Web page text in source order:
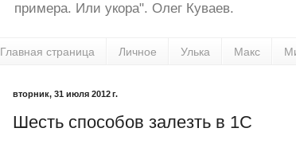
примера. Или укора". Олег Куваев.
Главная страница Личное Улька Макс
вторник, 31 июля 2012 г.
Шесть способов залезть в 1С